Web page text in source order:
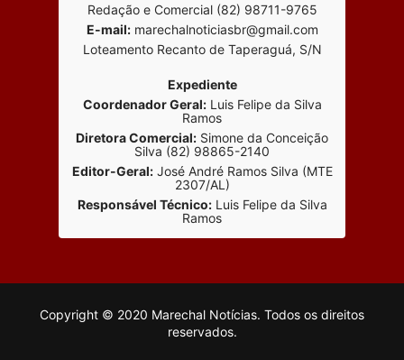
Redação e Comercial (82) 98711-9765
E-mail:marechalnoticiasbr@gmail.com
Loteamento Recanto de Taperaguá, S/N
Expediente
Coordenador Geral:Luis Felipe da Silva
Ramos
Diretora Comercial: Simone da Conceição
Silva (82) 98865-2140
Editor-Geral:José André Ramos Silva (MTE
2307/AL)
Responsável Técnico:Luis Felipe da Silva
Ramos
Copyright © 2020 Marechal Notícias. Todos os direitos
reservados.